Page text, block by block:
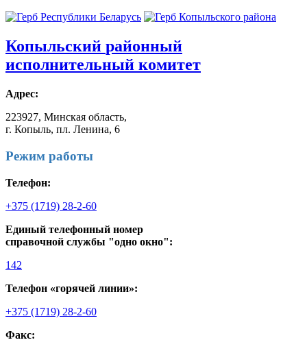
Копыльский районный
исполнительный комитет
Адрес:
223927, Минская область,
г. Копыль, пл. Ленина, 6
Режим работы
Телефон:
+375 (1719) 28-2-60
Единый телефонный номер
справочной службы "одно окно":
142
Телефон «горячей линии»:
+375 (1719) 28-2-60
Факс: